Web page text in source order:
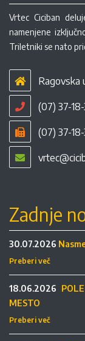
Vrtec Ciciban
namenjene
Triletniki se nato
Ragovska
(07) 37-18-
(07) 37-
Zadnje
30.07.2026
Preberi več
18.06.2026
MESTO
Preberi več